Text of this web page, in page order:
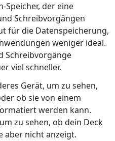
Speicher, der eine
Schreibvorgängen
für die Datenspeicherung,
weniger ideal.
Schreibvorgänge
viel schneller.
Gerät, um zu sehen,
ob sie von einem
werden kann.
zu sehen, ob dein Deck
aber nicht anzeigt.